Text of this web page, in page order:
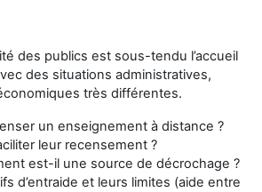
des publics est sous-tendu l’accueil
des situations administratives,
très différentes.
un enseignement à distance ?
leur recensement ?
est-il une source de décrochage ?
d’entraide et leurs limites (aide entre